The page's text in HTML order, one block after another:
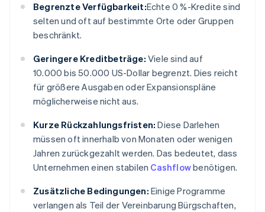
Begrenzte Verfügbarkeit:Echte 0 %-Kredite sind
selten und oft auf bestimmte Orte oder Gruppen
beschränkt.
Geringere Kreditbeträge: Viele sind auf
10.000 bis 50.000 US-Dollar begrenzt. Dies reicht
für größere Ausgaben oder Expansionspläne
möglicherweise nicht aus.
Kurze Rückzahlungsfristen: Diese Darlehen
müssen oft innerhalb von Monaten oder wenigen
Jahren zurückgezahlt werden. Das bedeutet, dass
Unternehmen einen stabilen Cashflowbenötigen.
Zusätzliche Bedingungen: Einige Programme
verlangen als Teil der Vereinbarung Bürgschaften,